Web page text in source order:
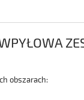
obszarach: